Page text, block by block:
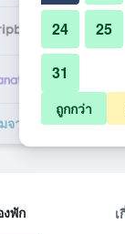
จาก โรงแรมดิสนีย์ แ
งพัก
24 25
31
ถูกกว่า